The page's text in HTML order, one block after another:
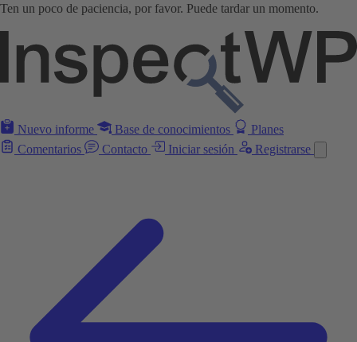
Ten un poco de paciencia, por favor. Puede tardar un momento.
Nuevo informe Base de conocimientos
Planes
Comentarios
Contacto Iniciar sesión Registrarse